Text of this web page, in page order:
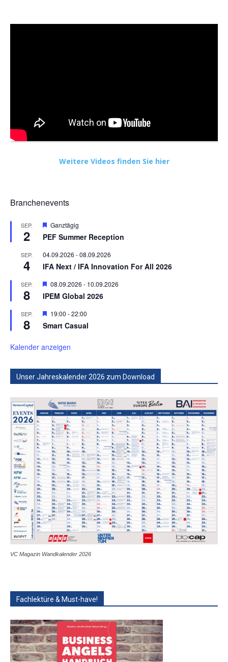
Weitere Videos finden Sie hier
Branchenevents
SEP.
2
Hervorgehoben
Ganztägig
PEF Summer Reception
SEP.
4
04.09.2026 -08.09.2026
IFA Next / IFA Innovation For All 2026
SEP.
8
Hervorgehoben
08.09.2026 - 10.09.2026
IPEM Global 2026
SEP.
8
Hervorgehoben
19:00 -22:00
Smart Casual
Kalender anzeigen
Unser Jahreskalender 2026 zum Download
VC Magazin Wandkalender 2026
Fachlektüre & Must-have!